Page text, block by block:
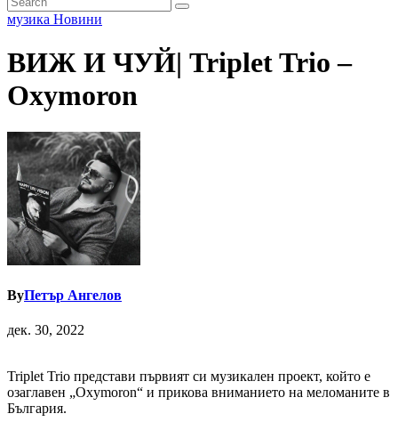
музика Новини
ВИЖ И ЧУЙ| Triplet Trio –
Oxymoron
ByПетър Ангелов
дек. 30, 2022
Triplet Trio представи първият си музикален проект, който е
озаглавен „Oxymoron“ и прикова вниманието на меломаните в
България.